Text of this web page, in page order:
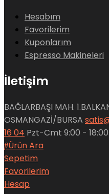
Hesabım
Favorilerim
Kuponlarım
Espresso Makineleri
İletişim
BAĞLARBAŞI MAH.
OSMANGAZİ/BURSA
16 04 Pzt-Cmt 9:00 - 18:00
Ürün Ara
Sepetim
Favorilerim
Hesap